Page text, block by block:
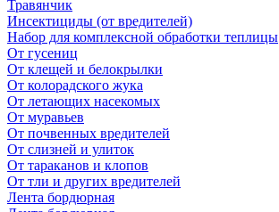
Травянчик
Инсектициды (от вредителей)
Набор для комплексной обработки теплицы
От гусениц
От клещей и белокрылки
От колорадского жука
От летающих насекомых
От муравьев
От почвенных вредителей
От слизней и улиток
От тараканов и клопов
От тли и других вредителей
Лента бордюрная